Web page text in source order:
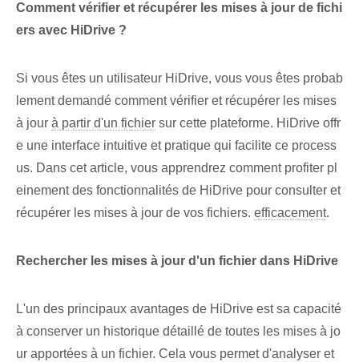
Comment vérifier et récupérer les mises à jour de fichi
ers avec HiDrive ?
Si vous êtes⁤ un ⁣utilisateur HiDrive,⁤ vous vous êtes probab
lement demandé comment vérifier et récupérer les mises
à jour⁤ à partir d'un fichier sur cette plateforme. HiDrive offr
e une interface intuitive et pratique qui facilite ce process
us. Dans cet article, vous apprendrez comment profiter pl
einement des fonctionnalités de HiDrive pour consulter et
récupérer les mises à jour de vos fichiers. efficacement.
Rechercher les mises à jour d'un fichier dans HiDrive
L'un des principaux avantages de HiDrive est sa capacité
à conserver un historique détaillé de toutes les mises à jo
ur apportées à un fichier. Cela⁣ vous permet d'analyser et